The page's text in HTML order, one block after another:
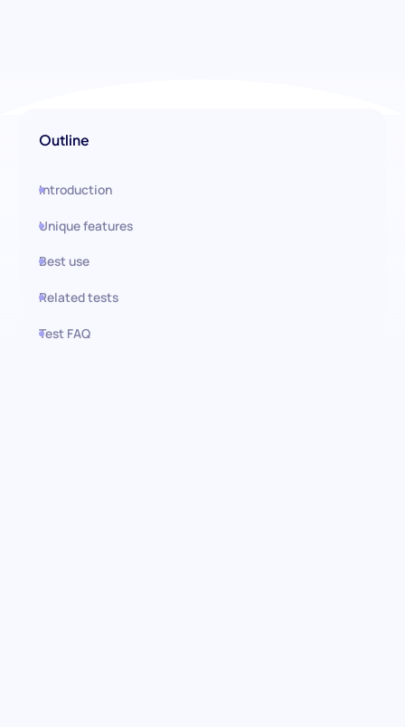
Outline
Introduction
Unique features
Best use
Related tests
Test FAQ